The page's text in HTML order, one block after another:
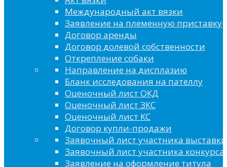
Международный акт вязки
Заявление на племенную приставку
Договор аренды
Договор долевой собственности
Открепление собаки
Направление на дисплазию
Бланк исследования на пателлу
Оценочный лист ОКД
Оценочный лист ЗКС
Оценочный лист КС
Договор купли-продажи
Заявочный лист участника выставки
Заявочный лист участника конкурса
Заявление на оформление титула